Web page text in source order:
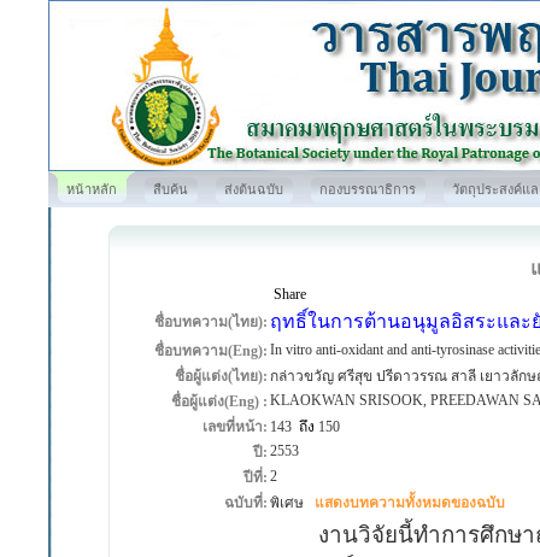
หน้าหลัก สืบค้น ส่งต้นฉบับ กองบรรณาธิการ วัตถุประสงค์แ
Share
ชื่อบทความ(ไทย): ฤทธิ์ในการต้านอนุมูลอิสระและ
ชื่อบทความ(Eng): In vitro anti-oxidant and anti-tyrosinase
ชื่อผู้แต่ง(ไทย): กล่าวขวัญ ศรีสุข ปรีดาวรรณ สาลี เยาวลัก
ชื่อผู้แต่ง(Eng) : KLAOKWAN SRISOOK, PREEDAWAN
เลขที่หน้า: 143ถึง 150
ปี: 2553
ปีที่: 2
ฉบับที่: พิเศษ แสดงบทความทั้งหมดของฉบับ
งานวิจัยนี้ทำการศึกษาฤ